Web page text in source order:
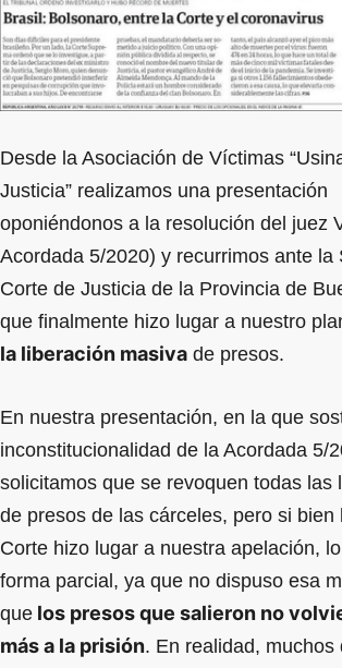
Desde la Asociación de Víctimas
Justicia” realizamos una presentación
oponiéndonos a la resolución del juez
Acordada 5/2020) y recurrimos ante la
Corte de Justicia de la Provincia de
que finalmente hizo lugar a nuestro
la liberación masiva de presos.
En nuestra presentación, en la que
inconstitucionalidad de la Acordada 5/
solicitamos que se revoquen todas las
de presos de las cárceles, pero si bien
Corte hizo lugar a nuestra apelación,
forma parcial, ya que no dispuso esa
que los presos que salieron no
más a la prisión. En realidad, muchos